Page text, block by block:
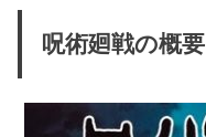
呪術廻戦の概要